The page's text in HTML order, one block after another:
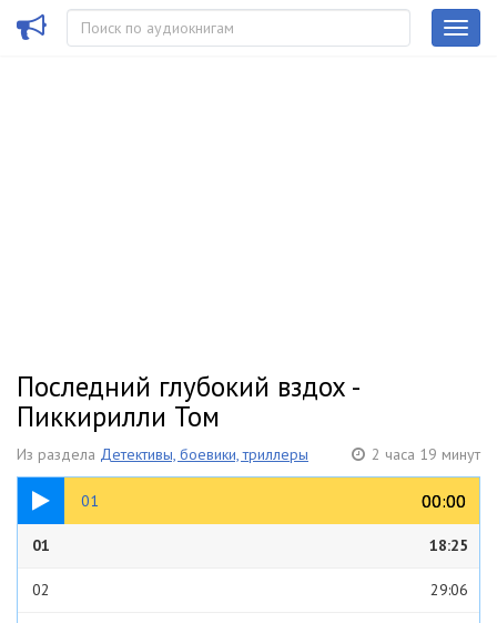
Последний глубокий вздох -
Пиккирилли Том
Из раздела Детективы, боевики, триллеры 2 часа 19 минут
01 00:00
00:00
18:25
01 18:25
02 29:06